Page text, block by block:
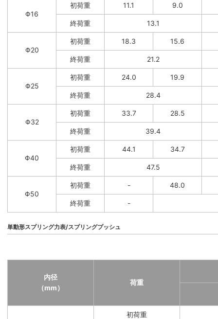
Φ16
初荷重 11.1 9.0
終荷重 13.1
Φ20
初荷重 18.3 15.6
終荷重 21.2
Φ25
初荷重 24.0 19.9
終荷重 28.4
Φ32
初荷重 33.7 28.5
終荷重 39.4
Φ40
初荷重 44.1 34.7
終荷重 47.5
Φ50
初荷重 - 48.0
終荷重 -
単動形スプリング力表/スプリングプッシュ
内径
（mm）
荷重
初荷重